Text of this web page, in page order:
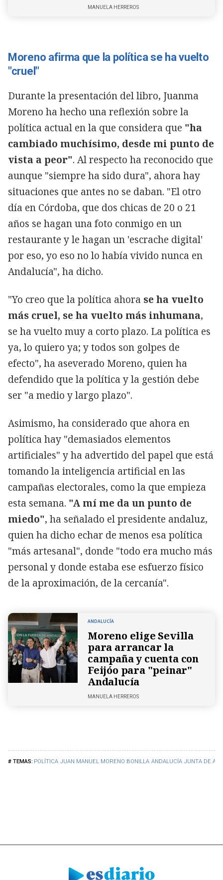
POLÍTICA JUAN MANUEL MORENO BONILLA ANDALUCÍA JUNTA DE
MANUELA HERREROS
Moreno afirma que la política se ha vuelto
"cruel"
Durante la presentación del libro, Juanma
Moreno ha hecho una reflexión sobre la
política actual en la que considera que "ha
cambiado muchísimo, desde mi punto de
vista a peor". Al respecto ha reconocido que
aunque "siempre ha sido dura", ahora hay
situaciones que antes no se daban. "El otro
día en Córdoba, que dos chicas de 20 o 21
años se hagan una foto conmigo en un
restaurante y le hagan un 'escrache digital'
por eso, yo eso no lo había vivido nunca en
Andalucía", ha dicho.
"Yo creo que la política ahora se ha vuelto
más cruel, se ha vuelto más inhumana,
se ha vuelto muy a corto plazo. La política es
ya, lo quiero ya; y todos son golpes de
efecto", ha aseverado Moreno, quien ha
defendido que la política y la gestión debe
ser "a medio y largo plazo".
Asimismo, ha considerado que ahora en
política hay "demasiados elementos
artificiales" y ha advertido del papel que está
tomando la inteligencia artificial en las
campañas electorales, como la que empieza
esta semana. "A mí me da un punto de
miedo", ha señalado el presidente andaluz,
quien ha dicho echar de menos esa política
"más artesanal", donde "todo era mucho más
personal y donde estaba ese esfuerzo físico
de la aproximación, de la cercanía".
ANDALUCÍA
Moreno elige Sevilla
para arrancar la
campaña y cuenta con
Feijóo para "peinar"
Andalucía
MANUELA HERREROS